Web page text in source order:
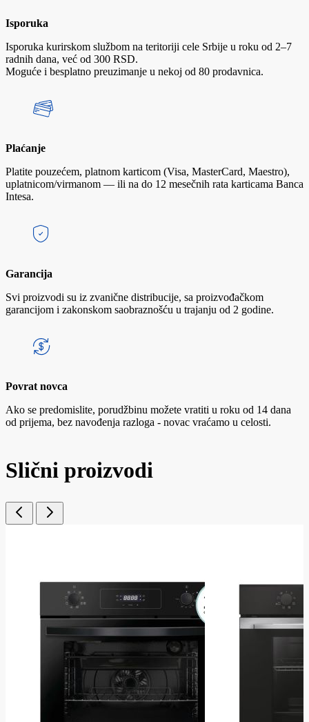
Isporuka
Isporuka kurirskom službom na teritoriji cele Srbije u roku od 2–7
radnih dana, već od 300 RSD.
Moguće i besplatno preuzimanje u nekoj od 80 prodavnica.
Plaćanje
Platite pouzećem, platnom karticom (Visa, MasterCard, Maestro),
uplatnicom/virmanom — ili na do 12 mesečnih rata karticama Banca
Intesa.
Garancija
Svi proizvodi su iz zvanične distribucije, sa proizvođačkom
garancijom i zakonskom saobraznošću u trajanju od 2 godine.
Povrat novca
Ako se predomislite, porudžbinu možete vratiti u roku od 14 dana
od prijema, bez navođenja razloga - novac vraćamo u celosti.
Slični proizvodi